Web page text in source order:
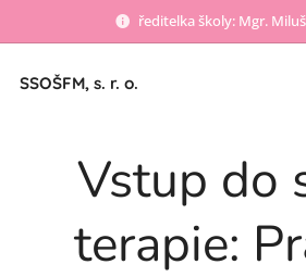
ředitelka školy: Mgr.
SSOŠFM, s. r. o.
Vstup do
terapie: